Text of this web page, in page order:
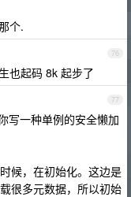
个.
76
也起码 8k 起步了
77
写一种单例的安全懒加
候，在初始化。这边是
很多元数据，所以初始